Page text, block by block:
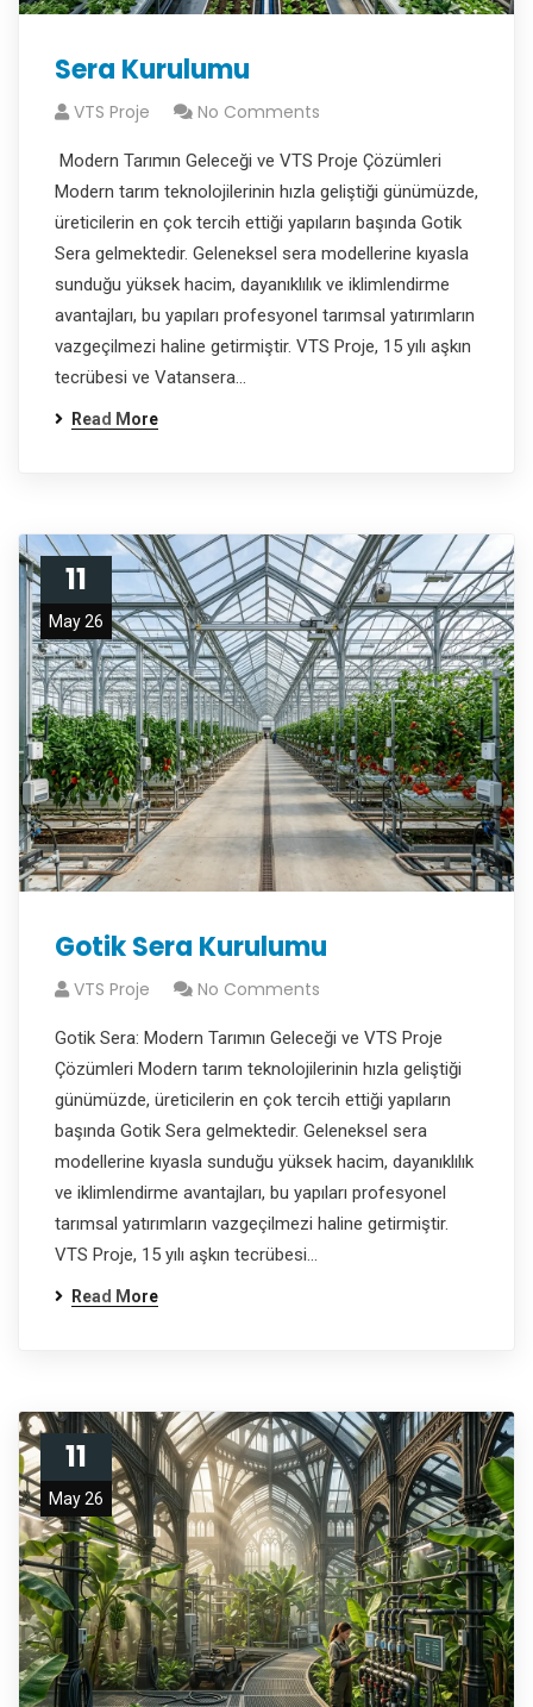
Sera Kurulumu
VTS Proje No Comments
Modern Tarımın Geleceği ve VTS Proje Çözümleri
Modern tarım teknolojilerinin hızla geliştiği günümüzde,
üreticilerin en çok tercih ettiği yapıların başında Gotik
Sera gelmektedir. Geleneksel sera modellerine kıyasla
sunduğu yüksek hacim, dayanıklılık ve iklimlendirme
avantajları, bu yapıları profesyonel tarımsal yatırımların
vazgeçilmezi haline getirmiştir. VTS Proje, 15 yılı aşkın
tecrübesi ve Vatansera…
Read More
11
May 26
Gotik Sera Kurulumu
VTS Proje No Comments
Gotik Sera: Modern Tarımın Geleceği ve VTS Proje
Çözümleri Modern tarım teknolojilerinin hızla geliştiği
günümüzde, üreticilerin en çok tercih ettiği yapıların
başında Gotik Sera gelmektedir. Geleneksel sera
modellerine kıyasla sunduğu yüksek hacim, dayanıklılık
ve iklimlendirme avantajları, bu yapıları profesyonel
tarımsal yatırımların vazgeçilmezi haline getirmiştir.
VTS Proje, 15 yılı aşkın tecrübesi…
Read More
11
May 26